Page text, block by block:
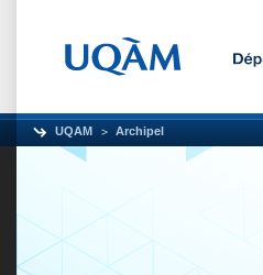
UQAM Archipel